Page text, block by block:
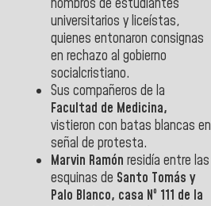
universitarios y liceístas,
quienes entonaron consignas
en rechazo al gobierno
socialcristiano.
Sus compañeros de la
Facultad de Medicina,
vistieron con batas blancas en
señal de protesta.
Marvin Ramón residía entre las
esquinas de Santo Tomás y
Palo Blanco, casa Nº 111 de la